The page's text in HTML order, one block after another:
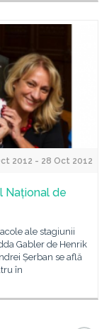
2012 - 28 Oct 2012
Național de
ale stagiunii
Gabler de Henrik
Șerban se află
în